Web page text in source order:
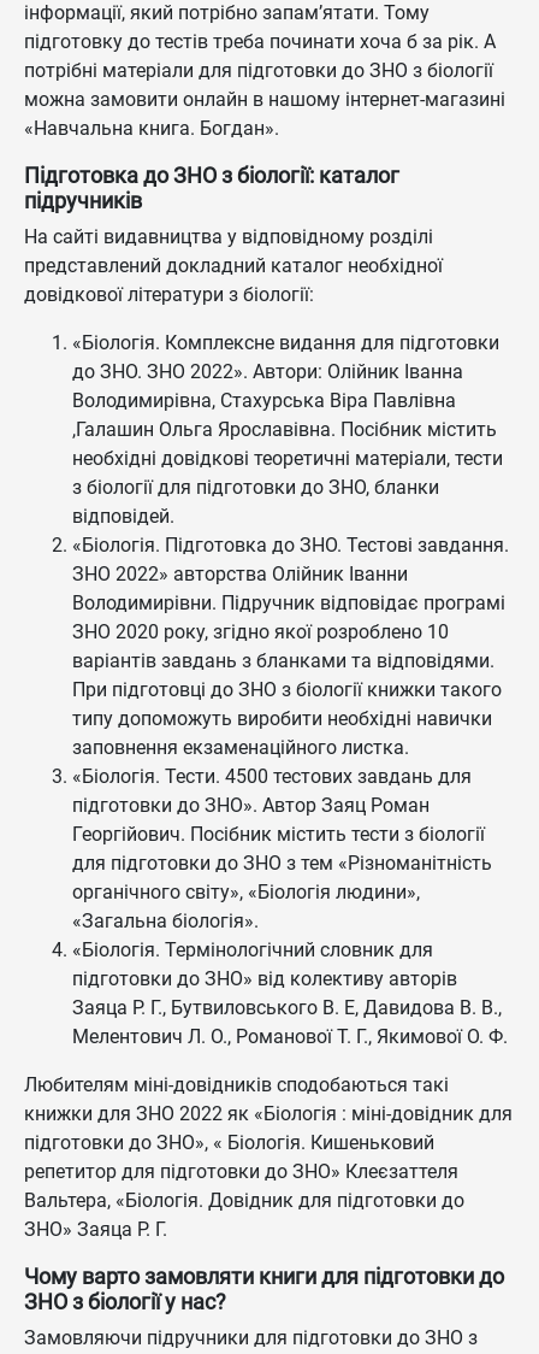
інформації, який потрібно запам’ятати. Тому
підготовку до тестів треба починати хоча б за рік. А
потрібні матеріали для підготовки до ЗНО з біології
можна замовити онлайн в нашому інтернет-магазині
«Навчальна книга. Богдан».
Підготовка до ЗНО з біології: каталог
підручників
На сайті видавництва у відповідному розділі
представлений докладний каталог необхідної
довідкової літератури з біології:
«Біологія. Комплексне видання для підготовки
до ЗНО. ЗНО 2022». Автори: Олійник Іванна
Володимирівна, Стахурська Віра Павлівна
,Галашин Ольга Ярославівна. Посібник містить
необхідні довідкові теоретичні матеріали, тести
з біології для підготовки до ЗНО, бланки
відповідей.
«Біологія. Підготовка до ЗНО. Тестові завдання.
ЗНО 2022» авторства Олійник Іванни
Володимирівни. Підручник відповідає програмі
ЗНО 2020 року, згідно якої розроблено 10
варіантів завдань з бланками та відповідями.
При підготовці до ЗНО з біології книжки такого
типу допоможуть виробити необхідні навички
заповнення екзаменаційного листка.
«Біологія. Тести. 4500 тестових завдань для
підготовки до ЗНО». Автор Заяц Роман
Георгійович. Посібник містить тести з біології
для підготовки до ЗНО з тем «Різноманітність
органічного світу», «Біологія людини»,
«Загальна біологія».
«Біологія. Термінологічний словник для
підготовки до ЗНО» від колективу авторів
Заяца Р. Г., Бутвиловського В. Е, Давидова В. В.,
Мелентович Л. О., Романової Т. Г., Якимової О. Ф.
Любителям міні-довідників сподобаються такі
книжки для ЗНО 2022 як «Біологія : міні-довідник для
підготовки до ЗНО», « Біологія. Кишеньковий
репетитор для підготовки до ЗНО» Клеєзаттеля
Вальтера, «Біологія. Довідник для підготовки до
ЗНО» Заяца Р. Г.
Чому варто замовляти книги для підготовки до
ЗНО з біології у нас?
Замовляючи підручники для підготовки до ЗНО з